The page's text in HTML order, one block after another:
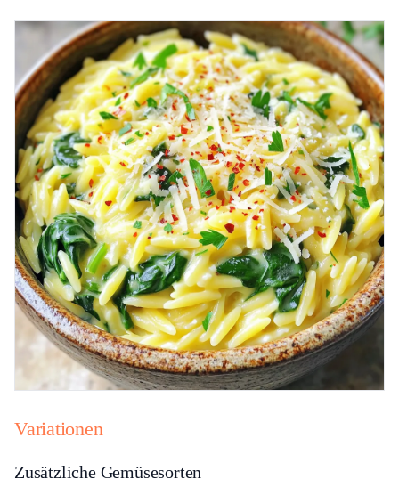
Variationen
Zusätzliche Gemüsesorten